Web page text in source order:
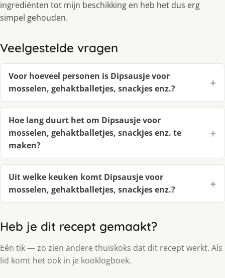
ingrediënten tot mĳn beschikking en heb het dus erg
simpel gehouden.
Veelgestelde vragen
Voor hoeveel personen is Dipsausje voor
mosselen, gehaktballetjes, snackjes enz.?
Hoe lang duurt het om Dipsausje voor
mosselen, gehaktballetjes, snackjes enz. te
maken?
Uit welke keuken komt Dipsausje voor
mosselen, gehaktballetjes, snackjes enz.?
Heb je dit recept gemaakt?
Eén tik — zo zien andere thuiskoks dat dit recept werkt. Als
lid komt het ook in je kooklogboek.